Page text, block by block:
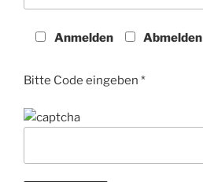
Anmelden Abmelden
Bitte Code eingeben *